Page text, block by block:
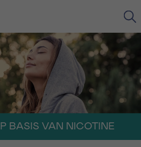
BASIS VAN NICOTINE
TEGEN KANKER STA
beantwoorden je vragen
diagnose
Gegevens Bevestiging